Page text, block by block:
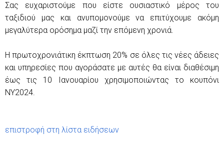
Σας ευχαριστούμε που είστε ουσιαστικό μέρος του
ταξιδιού μας και ανυπομονούμε να επιτύχουμε ακόμη
μεγαλύτερα ορόσημα μαζί την επόμενη χρονιά.
Η πρωτοχρονιάτικη έκπτωση 20% σε όλες τις νέες άδειες
και υπηρεσίες που αγοράσατε με αυτές θα είναι διαθέσιμη
έως τις 10 Ιανουαρίου χρησιμοποιώντας το κουπόνι
NY2024.
επιστροφή στη λίστα ειδήσεων